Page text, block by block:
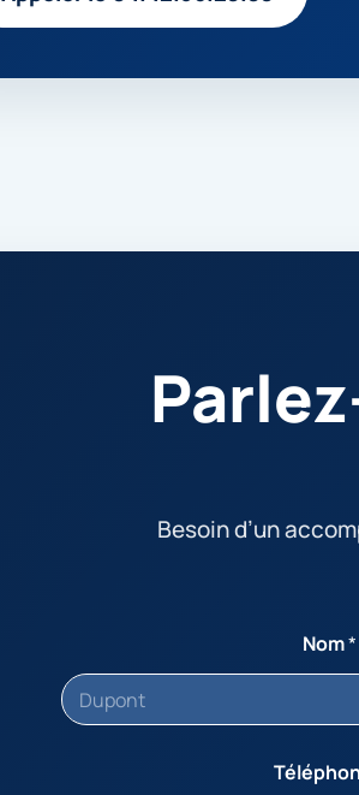
Besoin d’un
Nom*